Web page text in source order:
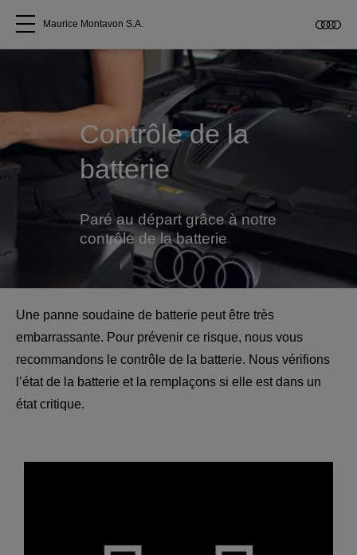
Acheter une Audi
Accessoires Audi d'origine
Clients commerciaux
Maurice Montavon S.A.
Contrôle de la
batterie
Paré au départ grâce à notre
contrôle de la batterie
Une panne soudaine de batterie peut être très
embarrassante. Pour prévenir ce risque, nous vous
recommandons le contrôle de la batterie. Nous vérifions
l’état de la batterie et la remplaçons si elle est dans un
état critique.